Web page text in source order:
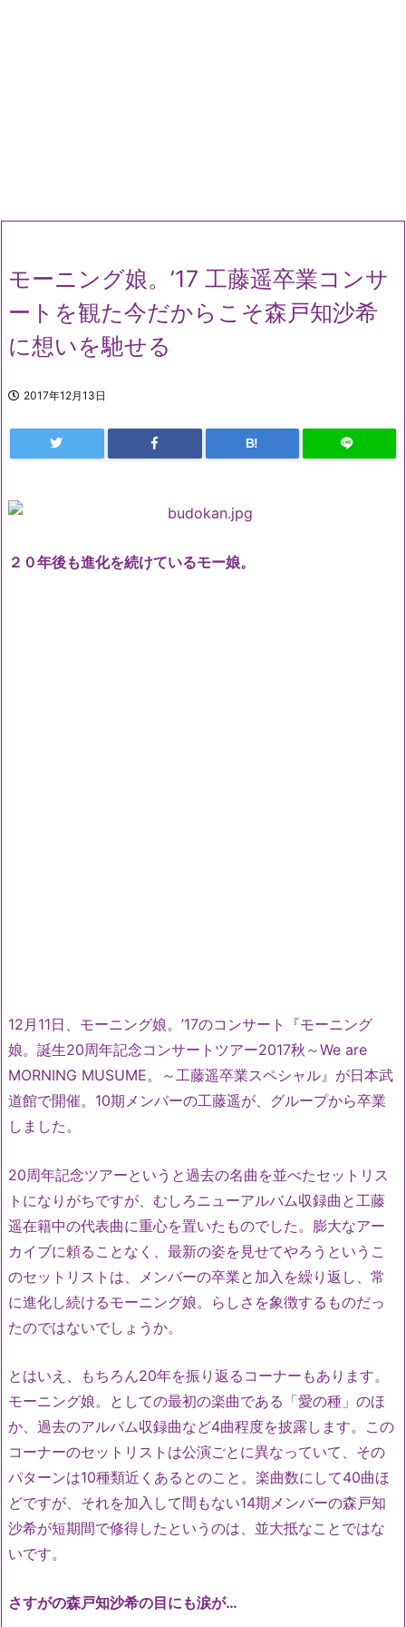
モーニング娘。’17 工藤遥卒業コンサ
ートを観た今だからこそ森戸知沙希
に想いを馳せる
2017年12月13日
B!
２０年後も進化を続けているモー娘。
12月11日、モーニング娘。’17のコンサート『モーニング
娘。誕生20周年記念コンサートツアー2017秋～We are
MORNING MUSUME。～工藤遥卒業スペシャル』が日本武
道館で開催。10期メンバーの工藤遥が、グループから卒業
しました。
20周年記念ツアーというと過去の名曲を並べたセットリス
トになりがちですが、むしろニューアルバム収録曲と工藤
遥在籍中の代表曲に重心を置いたものでした。膨大なアー
カイブに頼ることなく、最新の姿を見せてやろうというこ
のセットリストは、メンバーの卒業と加入を繰り返し、常
に進化し続けるモーニング娘。らしさを象徴するものだっ
たのではないでしょうか。
とはいえ、もちろん20年を振り返るコーナーもあります。
モーニング娘。としての最初の楽曲である「愛の種」のほ
か、過去のアルバム収録曲など4曲程度を披露します。この
コーナーのセットリストは公演ごとに異なっていて、その
パターンは10種類近くあるとのこと。楽曲数にして40曲ほ
どですが、それを加入して間もない14期メンバーの森戸知
沙希が短期間で修得したというのは、並大抵なことではな
いです。
さすがの森戸知沙希の目にも涙が…